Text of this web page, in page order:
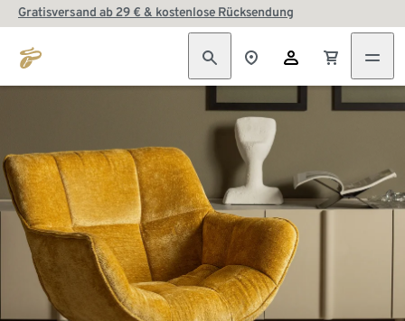
Gratisversand ab 29 € & kostenlose Rücksendung